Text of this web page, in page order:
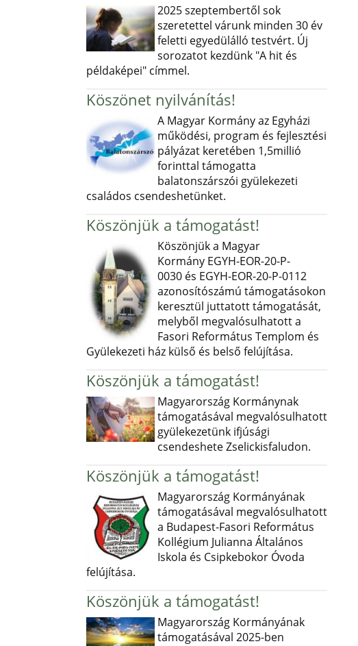
2025 szeptembertől sok
szeretettel várunk minden 30 év
feletti egyedülálló testvért. Új
sorozatot kezdünk "A hit és
példaképei" címmel.
Köszönet nyilvánítás!
A Magyar Kormány az Egyházi
működési, program és fejlesztési
pályázat keretében 1,5millió
forinttal támogatta
balatonszárszói gyülekezeti
családos csendeshetünket.
Köszönjük a támogatást!
Köszönjük a Magyar
Kormány EGYH-EOR-20-P-
0030 és EGYH-EOR-20-P-0112
azonosítószámú támogatásokon
keresztül juttatott támogatását,
melyből megvalósulhatott a
Fasori Református Templom és
Gyülekezeti ház külső és belső felújítása.
Köszönjük a támogatást!
Magyarország Kormánynak
támogatásával megvalósulhatott
gyülekezetünk ifjúsági
csendeshete Zselickisfaludon.
Köszönjük a támogatást!
Magyarország Kormányának
támogatásával megvalósulhatott
a Budapest-Fasori Református
Kollégium Julianna Általános
Iskola és Csipkebokor Óvoda
felújítása.
Köszönjük a támogatást!
Magyarország Kormányának
támogatásával 2025-ben